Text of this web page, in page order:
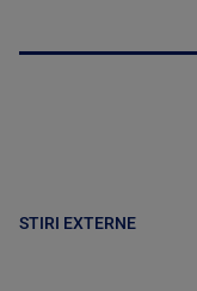
STIRI EXTERNE